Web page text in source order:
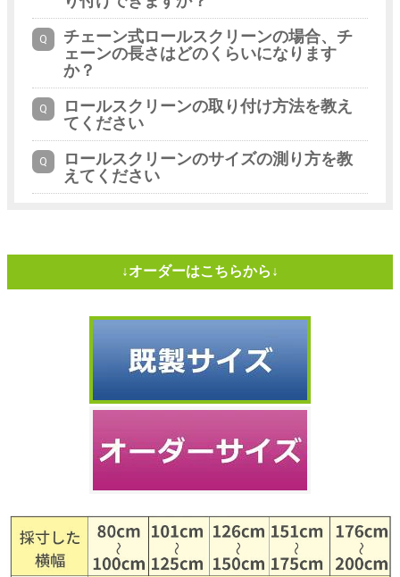
チェーン式ロールスクリーンの場合、チ
ェーンの長さはどのくらいになります
か？
ロールスクリーンの取り付け方法を教え
てください
ロールスクリーンのサイズの測り方を教
えてください